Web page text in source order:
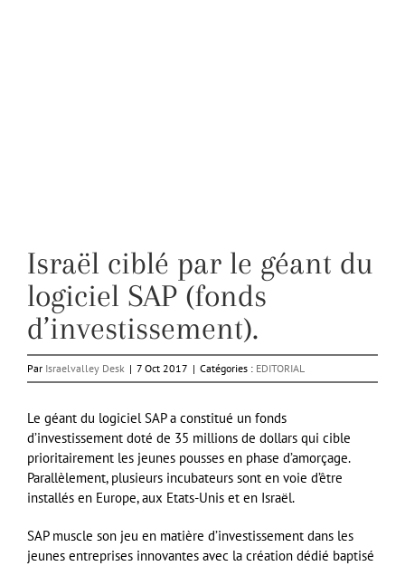
Israël ciblé par le géant du
logiciel SAP (fonds
d’investissement).
Par Israelvalley Desk | 7 Oct 2017 | Catégories : EDITORIAL
Le géant du logiciel SAP a constitué un fonds
d’investissement doté de 35 millions de dollars qui cible
prioritairement les jeunes pousses en phase d’amorçage.
Parallèlement, plusieurs incubateurs sont en voie d’être
installés en Europe, aux Etats-Unis et en Israël.
SAP muscle son jeu en matière d’investissement dans les
jeunes entreprises innovantes avec la création dédié baptisé